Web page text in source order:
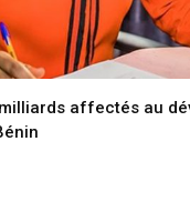
affectés au